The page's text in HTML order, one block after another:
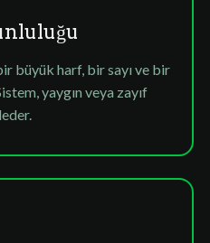
büyük harf, bir sayı ve bir
yaygın veya zayıf